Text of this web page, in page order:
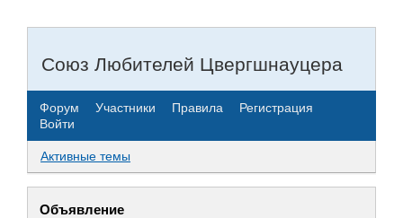
Союз Любителей Цвергшнауцера
Форум Участники Правила
Регистрация
Войти
Активные темы
Объявление